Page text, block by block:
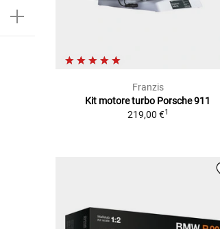
Franzis
Kit motore turbo Porsche 911
219,00 €1